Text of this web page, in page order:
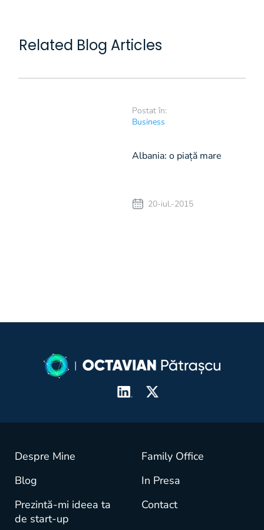
Related Blog Articles
Postat în:
Business
Albania: o piață mare
20-iul.-2015
Despre Mine
Family Office
Blog
In Presa
Prezintă-mi ideea ta
de start-up
Contact